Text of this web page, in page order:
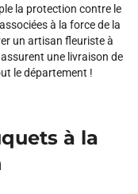
la protection contre le
à la force de la
un artisan fleuriste à
une livraison de
le département !
à la